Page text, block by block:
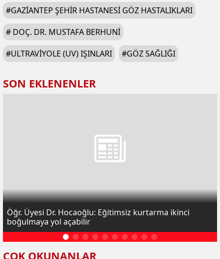
#GAZIANTEP ŞEHIR HASTANESI GÖZ HASTALIKLARI
# DOÇ. DR. MUSTAFA BERHUNI
#ULTRAVIYOLE (UV) IŞINLARI #GÖZ SAĞLIĞI
SON EKLENENLER
Öğr. Üyesi Dr. Hocaoğlu: Eğitimsiz kurtarma ikinci
boğulmaya yol açabilir
ÇOK OKUNANLAR
Çerez Politikası
Veri politikasındaki amaçlarla sınırlı ve mevzuata
uygun şekilde çerez konumlandırmaktayız. Detaylar